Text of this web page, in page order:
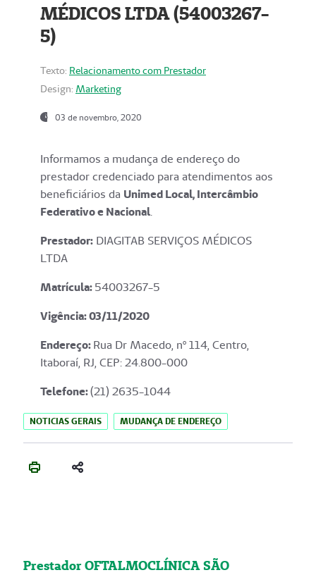
MÉDICOS LTDA (54003267-
5)
Texto: Relacionamento com Prestador
Design: Marketing
03 de novembro, 2020
Informamos a mudança de endereço do
prestador credenciado para atendimentos aos
beneficiários da Unimed Local, Intercâmbio
Federativo e Nacional.
Prestador: DIAGITAB SERVIÇOS MÉDICOS
LTDA
Matrícula:54003267-5
Vigência: 03/11/2020
Endereço:Rua Dr Macedo, nº 114, Centro,
Itaboraí, RJ, CEP: 24.800-000
Telefone:(21) 2635-1044
NOTICIAS GERAIS MUDANÇA DE ENDEREÇO
Prestador OFTALMOCLÍNICA SÃO